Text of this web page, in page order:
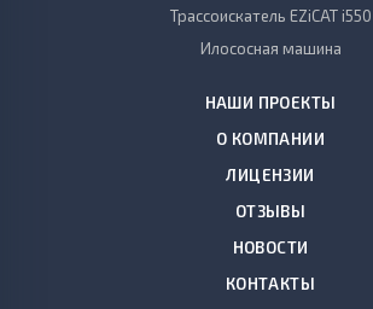
Трассоискатель EZiCAT i550
Илососная машина
НАШИ ПРОЕКТЫ
О КОМПАНИИ
ЛИЦЕНЗИИ
ОТЗЫВЫ
НОВОСТИ
КОНТАКТЫ